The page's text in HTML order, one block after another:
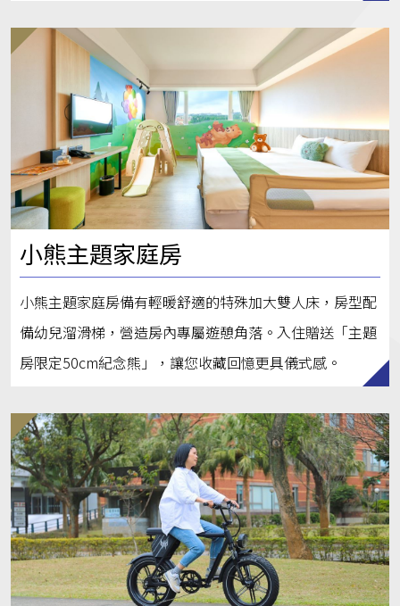
小熊主題家庭房
小熊主題家庭房備有輕暖舒適的特殊加大雙人床，房型配
備幼兒溜滑梯，營造房內專屬遊憩角落。入住贈送「主題
房限定50cm紀念熊」，讓您收藏回憶更具儀式感。